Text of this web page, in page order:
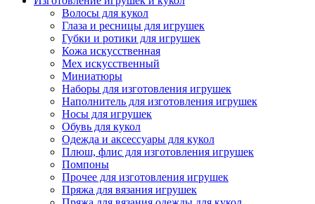
Волосы для кукол
Глаза и ресницы для игрушек
Губки и ротики для игрушек
Кожа искусственная
Мех искусственный
Миниатюры
Наборы для изготовления игрушек
Наполнитель для изготовления игрушек
Носы для игрушек
Обувь для кукол
Одежда и аксессуары для кукол
Плюш, флис для изготовления игрушек
Помпоны
Прочее для изготовления игрушек
Пряжа для вязания игрушек